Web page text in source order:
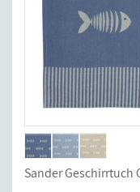
Sander Geschirrtuch